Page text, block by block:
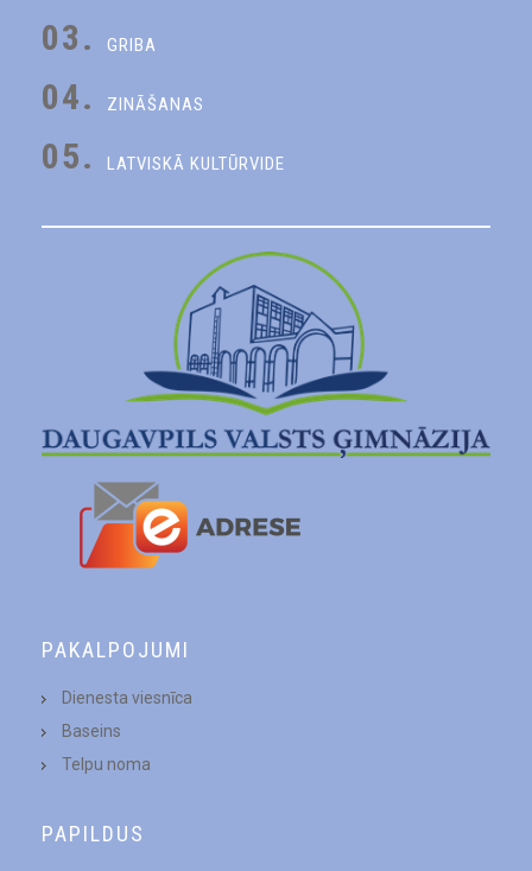
03. GRIBA
04. ZINĀŠANAS
05. LATVISKĀ KULTŪRVIDE
PAKALPOJUMI
Dienesta viesnīca
Baseins
Telpu noma
PAPILDUS